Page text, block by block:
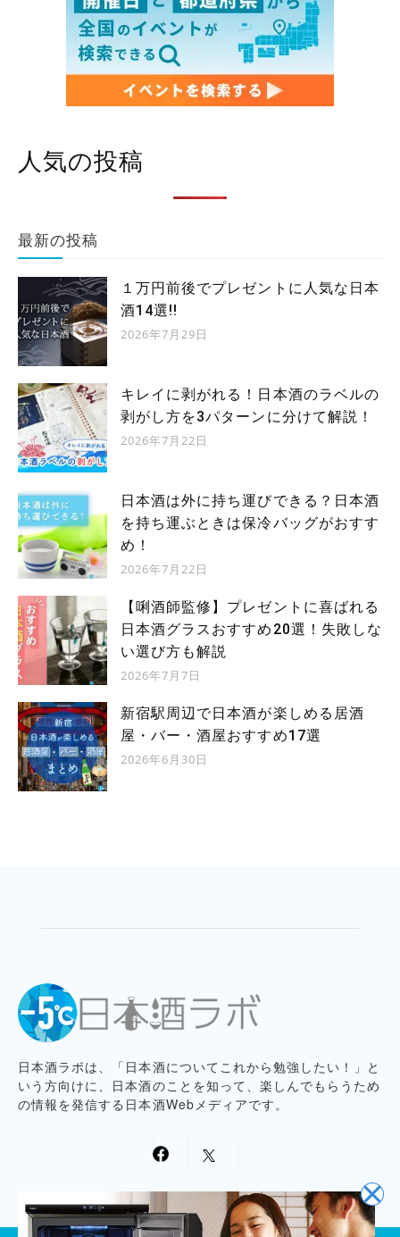
人気の投稿
最新の投稿
１万円前後でプレゼントに人気な日本
酒14選!!
2026年7月29日
キレイに剥がれる！日本酒のラベルの
剥がし方を3パターンに分けて解説！
2026年7月22日
日本酒は外に持ち運びできる？日本酒
を持ち運ぶときは保冷バッグがおすす
め！
2026年7月22日
【唎酒師監修】プレゼントに喜ばれる
日本酒グラスおすすめ20選！失敗しな
い選び方も解説
2026年7月7日
新宿駅周辺で日本酒が楽しめる居酒
屋・バー・酒屋おすすめ17選
2026年6月30日
日本酒ラボは、「日本酒についてこれから勉強したい！」と
いう方向けに、日本酒のことを知って、楽しんでもらうため
の情報を発信する日本酒Webメディアです。